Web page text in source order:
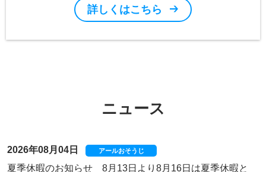
詳しくはこちら
ニュース
2026年08月04日 アールおそうじ
夏季休暇のお知らせ 8月13日より8月16日は夏季休暇と